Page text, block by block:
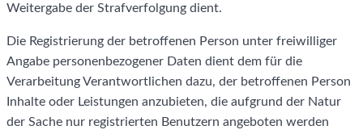
Weitergabe der Strafverfolgung dient.
Die Registrierung der betroffenen Person unter freiwilliger
Angabe personenbezogener Daten dient dem für die
Verarbeitung Verantwortlichen dazu, der betroffenen Person
Inhalte oder Leistungen anzubieten, die aufgrund der Natur
der Sache nur registrierten Benutzern angeboten werden